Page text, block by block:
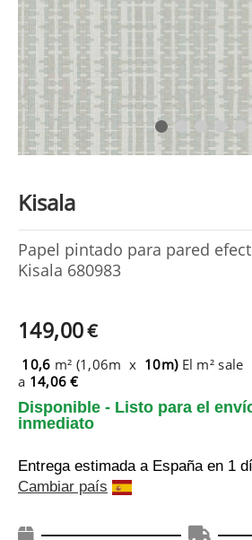
Kisala
Papel pintado para pared
Kisala 680983
149,00€
10,6 m² (1,06m x 10m) El m² sale
a 14,06 €
Disponible - Listo para el
inmediato
Entrega estimada a España en 1
Cambiar país